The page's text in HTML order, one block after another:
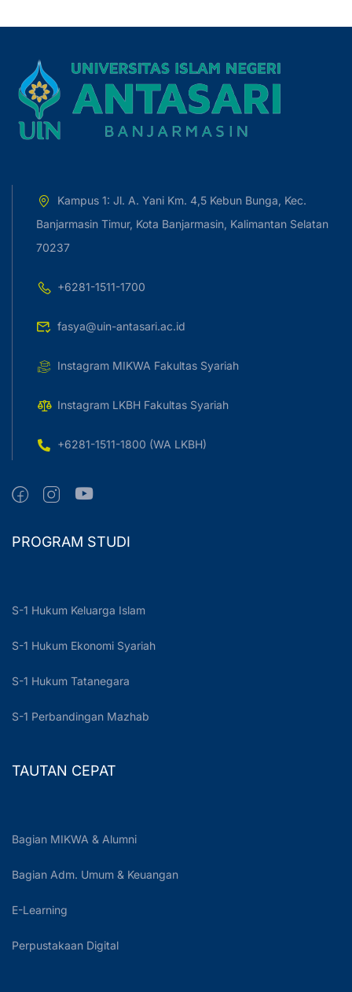
Kampus 1: Jl. A. Yani Km. 4,5 Kebun Bunga, Kec.
Banjarmasin Timur, Kota Banjarmasin, Kalimantan Selatan
70237
+6281-1511-1700
fasya@uin-antasari.ac.id
Instagram MIKWA Fakultas Syariah
Instagram LKBH Fakultas Syariah
+6281-1511-1800 (WA LKBH)
PROGRAM STUDI
S-1 Hukum Keluarga Islam
S-1 Hukum Ekonomi Syariah
S-1 Hukum Tatanegara
S-1 Perbandingan Mazhab
TAUTAN CEPAT
Bagian MIKWA & Alumni
Bagian Adm. Umum & Keuangan
E-Learning
Perpustakaan Digital